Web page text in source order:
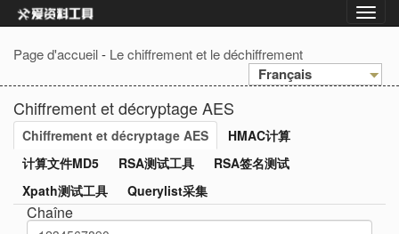
Page d'accueil- Le chiffrement et le déchiffrement
Français
Chiffrement et décryptage AES
Chiffrement et décryptage AES
HMAC计算
计算文件MD5
RSA测试工具
RSA签名测试
Xpath测试工具
Querylist采集
Chaîne